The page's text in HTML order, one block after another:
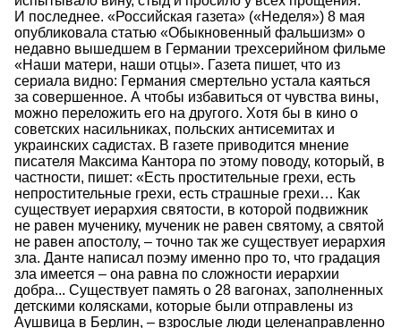
И последнее. «Российская газета» («Неделя») 8 мая
опубликовала статью «Обыкновенный фальшизм» о
недавно вышедшем в Германии трехсерийном фильме
«Наши матери, наши отцы». Газета пишет, что из
сериала видно: Германия смертельно устала каяться
за совершенное. А чтобы избавиться от чувства вины,
можно переложить его на другого. Хотя бы в кино о
советских насильниках, польских антисемитах и
украинских садистах. В газете приводится мнение
писателя Максима Кантора по этому поводу, который, в
частности, пишет: «Есть простительные грехи, есть
непростительные грехи, есть страшные грехи… Как
существует иерархия святости, в которой подвижник
не равен мученику, мученик не равен святому, а святой
не равен апостолу, – точно так же существует иерархия
зла. Данте написал поэму именно про то, что градация
зла имеется – она равна по сложности иерархии
добра... Существует память о 28 вагонах, заполненных
детскими колясками, которые были отправлены из
Аушвица в Берлин, – взрослые люди целенаправленно